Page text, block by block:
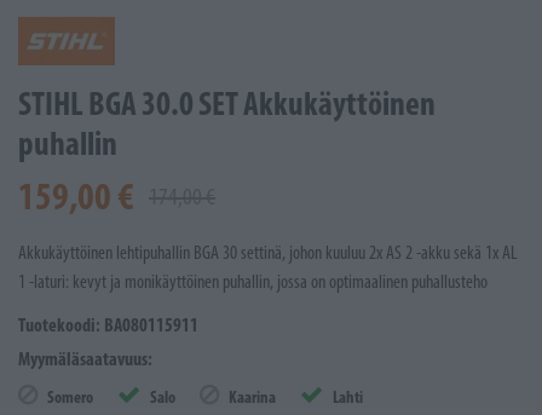
STIHL BGA 30.0 SET Akkukäyttöinen
puhallin
159,00 €
Akkukäyttöinen lehtipuhallin BGA 30 settinä, johon kuuluu 2x AS 2 -akku sekä 1x AL
1 -laturi: kevyt ja monikäyttöinen puhallin, jossa on optimaalinen puhallusteho
Tuotekoodi: BA080115911
Myymäläsaatavuus:
Somero Salo Kaarina
Lahti